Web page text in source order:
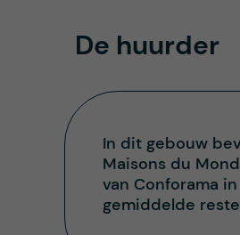
De huurder
In dit gebouw
Maisons du
van Conforama
gemiddelde